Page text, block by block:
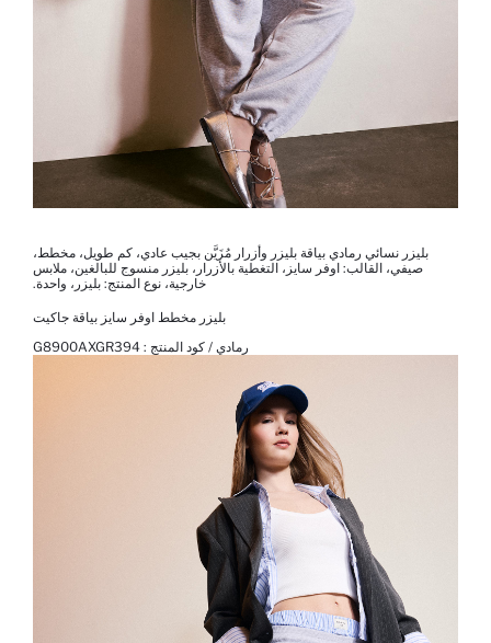
بليزر نسائي رمادي بياقة بليزر وأزرار مُزَيَّن بجيب عادي، كم طويل، مخطط،
صيفي، القالب: اوفر سايز، التغطية بالأزرار، بليزر منسوج للبالغين، ملابس
خارجية، نوع المنتج: بليزر، واحدة.
بليزر مخطط اوفر سايز بياقة جاكيت
رمادي / كود المنتج : G8900AXGR394